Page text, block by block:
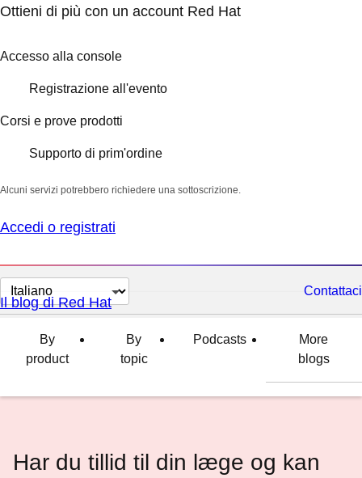
Ottieni di più con un account Red Hat
Accesso alla console
Registrazione all'evento
Corsi e prove prodotti
Supporto di prim'ordine
Alcuni servizi potrebbero richiedere una sottoscrizione.
Accedi o registrati
Cambia
lingua
Contattaci
Il blog di Red Hat
By
product
By
topic
Podcasts
More
blogs
Har du tillid til din læge og kan